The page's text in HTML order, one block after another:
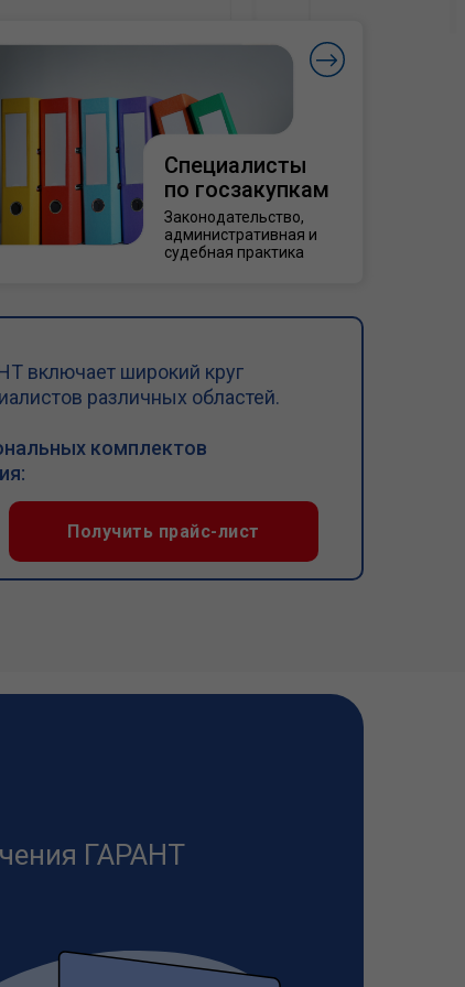
Специалисты
по госзакупкам
Законодательство,
административная и
судебная практика
Получить прайс-лист
включает широкий круг
различных областей.
комплектов
ГАРАНТ